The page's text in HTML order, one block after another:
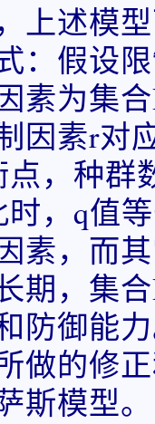
上述模
：假设
素为集
因素r对
，种群
，q值
素，而
期，集
防御能
做的修
斯模型。